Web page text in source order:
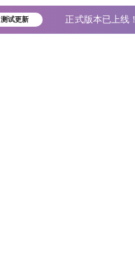
测试更新 正式版本已上线！